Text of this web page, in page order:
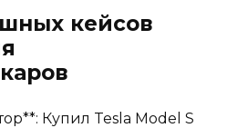
кейсов
Купил Tesla Model S